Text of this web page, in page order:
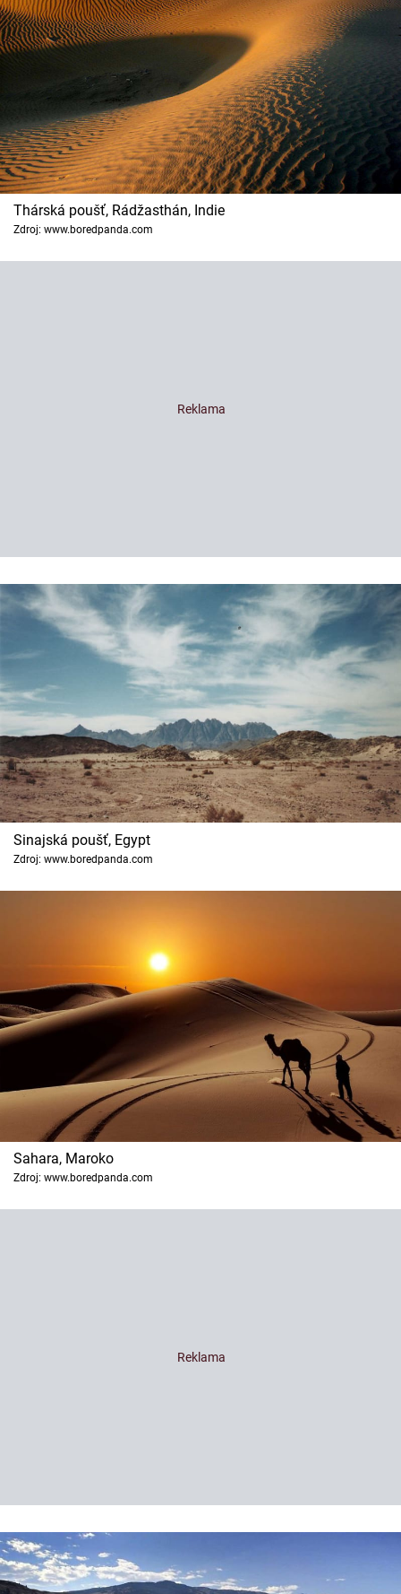
Thárská poušť, Rádžasthán, Indie
Zdroj: www.boredpanda.com
Sinajská poušť, Egypt
Zdroj: www.boredpanda.com
Sahara, Maroko
Zdroj: www.boredpanda.com